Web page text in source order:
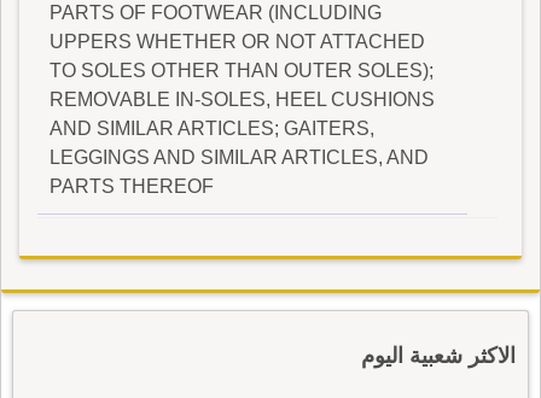
PARTS OF FOOTWEAR (INCLUDING
UPPERS WHETHER OR NOT ATTACHED
TO SOLES OTHER THAN OUTER SOLES);
REMOVABLE IN-SOLES, HEEL CUSHIONS
AND SIMILAR ARTICLES; GAITERS,
LEGGINGS AND SIMILAR ARTICLES, AND
PARTS THEREOF
الاكثر شعبية اليوم